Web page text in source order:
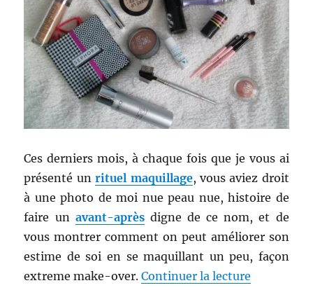
Ces derniers mois, à chaque fois que je vous ai
présenté unrituel maquillage, vous aviez droit
à une photo de moi nue peau nue, histoire de
faire un avant-aprèsdigne de ce nom, et de
vous montrer comment on peut améliorer son
estime de soi en se maquillant un peu, façon
extreme make-over.Continuer la lecture